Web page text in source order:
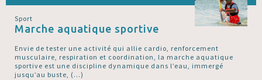
Sport
Marche aquatique sportive
Envie de tester une activité qui allie cardio, renforcement
musculaire, respiration et coordination, la marche aquatique
sportive est une discipline dynamique dans l’eau, immergé
jusqu’au buste, (…)